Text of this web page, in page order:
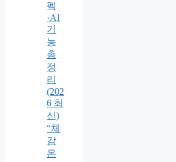
펙
·AI
기
능
총
정
리
(202
6 최
신)
“체
감
온